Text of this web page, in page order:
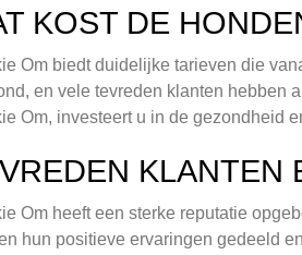
KOST DE
Om biedt duidelijke tarieven die
en vele tevreden klanten hebben
Om, investeert u in de gezondheid
KLANTEN
Om heeft een sterke reputatie
hun positieve ervaringen gedeeld